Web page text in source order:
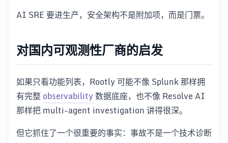
AI SRE 要进生产，安全架构不是附加项，而是门票。
对国内可观测性厂商的启发
如果只看功能列表，Rootly 可能不像 Splunk 那样拥
有完整observability数据底座，也不像 Resolve AI
那样把 multi-agent investigation 讲得很深。
但它抓住了一个很重要的事实：事故不是一个技术诊断